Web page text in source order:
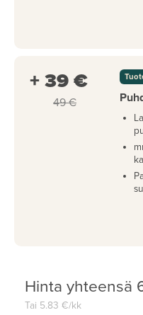
+ 39 €
49 €
Hinta yhteensä
Tai 5.83 €/kk